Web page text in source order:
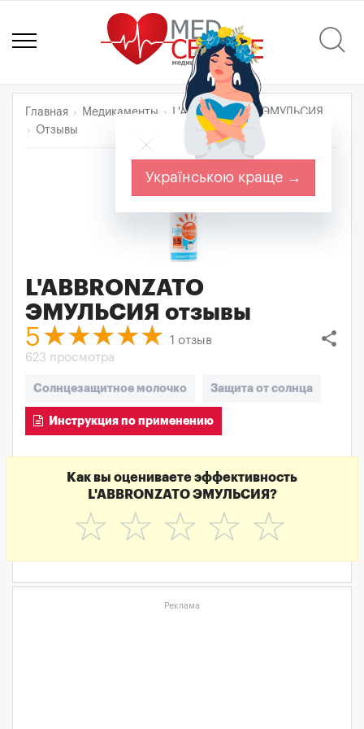
Главная Медикаменты
L'ABBRONZATO ЭМУЛЬСИЯ
Отзывы
L'ABBRONZATO
ЭМУЛЬСИЯ отзывы
share
5 1 отзыв
623 просмотра
Солнцезащитное молочко Защита от солнца
Инструкция по применению
Как вы оцениваете эффективность
L'ABBRONZATO ЭМУЛЬСИЯ?
☆
☆
☆
☆
☆
Реклама
Українською краще →